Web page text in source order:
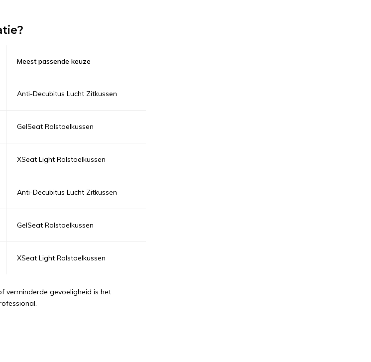
Meest passende keuze
Anti-Decubitus Lucht Zitkussen
GelSeat Rolstoelkussen
XSeat Light Rolstoelkussen
Anti-Decubitus Lucht Zitkussen
GelSeat Rolstoelkussen
XSeat Light Rolstoelkussen
verminderde gevoeligheid is het